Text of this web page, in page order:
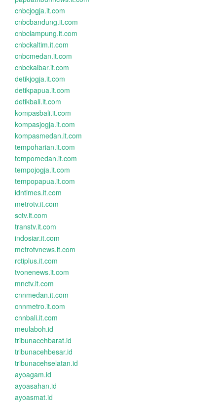
cnbcjogja.it.com
cnbcbandung.it.com
cnbclampung.it.com
cnbckaltim.it.com
cnbcmedan.it.com
cnbckalbar.it.com
detikjogja.it.com
detikpapua.it.com
detikbali.it.com
kompasbali.it.com
kompasjogja.it.com
kompasmedan.it.com
tempoharian.it.com
tempomedan.it.com
tempojogja.it.com
tempopapua.it.com
idntimes.it.com
metrotv.it.com
sctv.it.com
transtv.it.com
indosiar.it.com
metrotvnews.it.com
rctiplus.it.com
tvonenews.it.com
mnctv.it.com
cnnmedan.it.com
cnnmetro.it.com
cnnbali.it.com
meulaboh.id
tribunacehbarat.id
tribunacehbesar.id
tribunacehselatan.id
ayoagam.id
ayoasahan.id
ayoasmat.id